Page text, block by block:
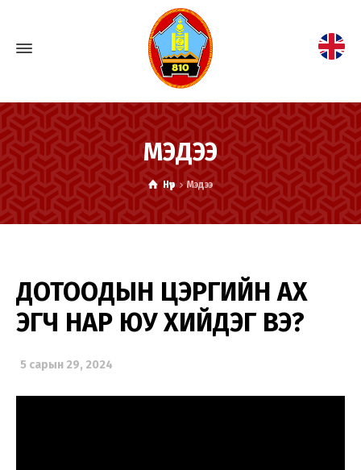
МЭДЭЭ
Нүүр Мэдээ
ДОТООДЫН ЦЭРГИЙН АХ
ЭГЧ НАР ЮУ ХИЙДЭГ ВЭ?
5 сарын 29, 2024